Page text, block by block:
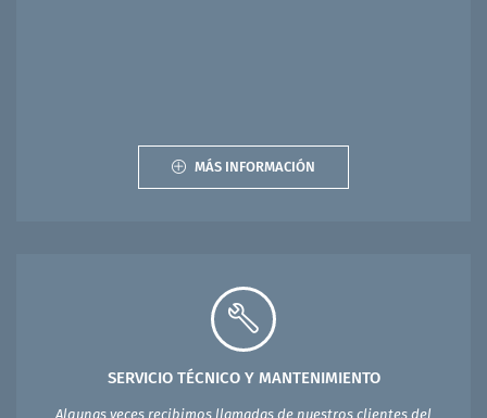
MÁS INFORMACIÓN
SERVICIO TÉCNICO Y MANTENIMIENTO
Algunas veces recibimos llamadas de nuestros clientes del